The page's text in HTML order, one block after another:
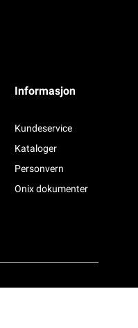
Informasjon
Kundeservice
Kataloger
Personvern
Onix dokumenter